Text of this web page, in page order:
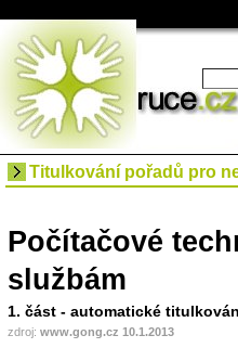
Titulkování pořadů pro
Počítačové
službám
1. část - automatické
zdroj: www.gong.cz 10.1.2013